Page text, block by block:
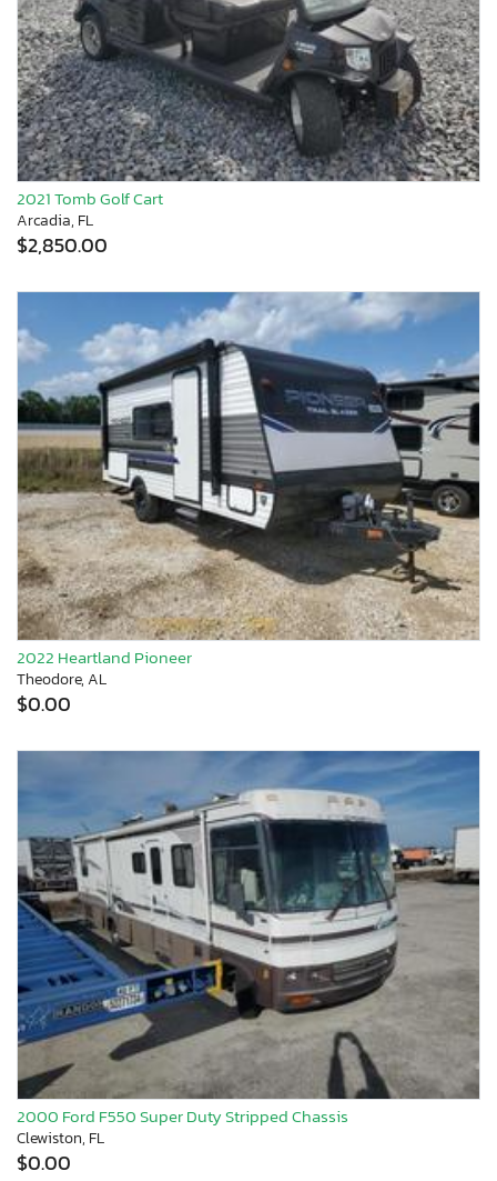
2021 Tomb Golf Cart
Arcadia, FL
$2,850.00
2022 Heartland Pioneer
Theodore, AL
$0.00
2000 Ford F550 Super Duty Stripped Chassis
Clewiston, FL
$0.00